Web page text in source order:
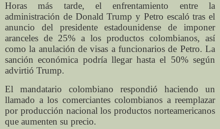
Horas más tarde, el enfrentamiento entre la
administración de Donald Trump y Petro escaló tras el
anuncio del presidente estadounidense de imponer
aranceles de 25% a los productos colombianos, así
como la anulación de visas a funcionarios de Petro. La
sanción económica podría llegar hasta el 50% según
advirtió Trump.
El mandatario colombiano respondió haciendo un
llamado a los comerciantes colombianos a reemplazar
por producción nacional los productos norteamericanos
que aumenten su precio.